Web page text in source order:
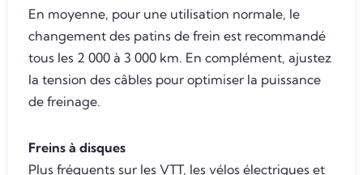
En moyenne, pour une utilisation normale, le
changement des patins de frein est recommandé
tous les 2 000 à 3 000 km. En complément, ajustez
la tension des câbles pour optimiser la puissance
de freinage.
Freins à disques
Plus fréquents sur les VTT, les vélos électriques et